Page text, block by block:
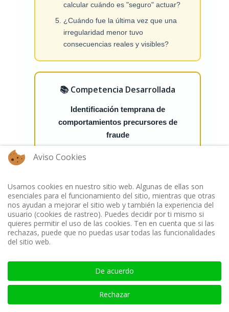
calcular cuándo es "seguro" actuar?
¿Cuándo fue la última vez que una
irregularidad menor tuvo
consecuencias reales y visibles?
📚 Competencia Desarrollada
Identificación temprana de
comportamientos precursores de
fraude
intencionales, y diseñar respuestas que
disuadan la escalada hacia fraudes de mayor
magnitud.
Escribir un comentario
requerido, pero no visible
Aviso Cookies
Usamos cookies en nuestro sitio web. Algunas de ellas son
esenciales para el funcionamiento del sitio, mientras que otras
nos ayudan a mejorar el sitio web y también la experiencia del
usuario (cookies de rastreo). Puedes decidir por ti mismo si
quieres permitir el uso de las cookies. Ten en cuenta que si las
rechazas, puede que no puedas usar todas las funcionalidades
del sitio web.
De acuerdo
Rechazar